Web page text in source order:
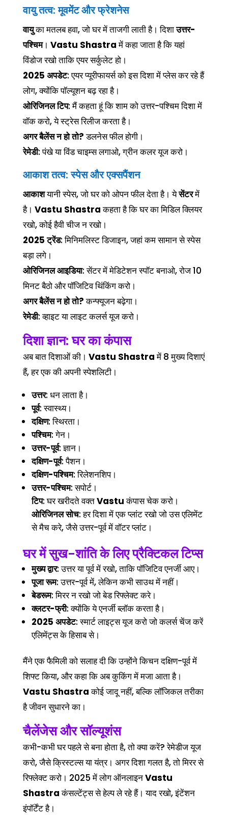
वायु तत्व: मूवमेंट और फ्रेशनेस
वायुका मतलब हवा, जो घर में ताजगी लाती है। दिशाउत्तर-
पश्चिम। Vastu Shastraमें कहा जाता है कि यहां
विंडोज रखो ताकि एयर सर्कुलेट हो।
2025 अपडेट: एयर प्यूरीफायर्स को इस दिशा में प्लेस कर रहे हैं
लोग, क्योंकि पॉल्यूशन बढ़ रहा है।
ओरिजिनल टिप: मैं कहता हूं कि शाम को उत्तर-पश्चिम दिशा में
वॉक करो, ये स्ट्रेस रिलीज करता है।
अगर बैलेंस न हो तो?डलनेस फील होगी।
रेमेडी: पंखे या विंड चाइम्स लगाओ, ग्रीन कलर यूज करो।
आकाश तत्व: स्पेस और एक्सपैंशन
आकाशयानी स्पेस, जो घर को ओपन फील देता है। येसेंटरमें
है। Vastu Shastraकहता है कि घर का मिडिल क्लियर
रखो, कोई हैवी चीज न रखो।
2025 ट्रेंड: मिनिमलिस्ट डिजाइन, जहां कम सामान से स्पेस
बड़ा लगे।
ओरिजिनल आइडिया: सेंटर में मेडिटेशन स्पॉट बनाओ, रोज 10
मिनट बैठो और पॉजिटिव थिंकिंग करो।
अगर बैलेंस न हो तो?कन्फ्यूजन बढ़ेगा।
रेमेडी: व्हाइट या लाइट कलर्स यूज करो।
दिशा ज्ञान: घर का कंपास
अब बात दिशाओं की। Vastu Shastraमें 8 मुख्य दिशाएं
हैं, हर एक की अपनी स्पेशलिटी।
उत्तर: धन लाता है।
पूर्व: स्वास्थ्य।
दक्षिण: स्थिरता।
पश्चिम: गेन।
उत्तर-पूर्व: ज्ञान।
दक्षिण-पूर्व: पैशन।
दक्षिण-पश्चिम: रिलेशनशिप।
उत्तर-पश्चिम: सपोर्ट।
टिप: घर खरीदते वक्तVastuकंपास चेक करो।
ओरिजिनल सोच: हर दिशा में एक प्लांट रखो जो उस एलिमेंट
से मैच करे, जैसे उत्तर-पूर्व में वॉटर प्लांट।
घर में सुख-शांति के लिए प्रैक्टिकल टिप्स
मुख्य द्वार: उत्तर या पूर्व में रखो, ताकि पॉजिटिव एनर्जी आए।
पूजा रूम: उत्तर-पूर्व में, लेकिन कभी साउथ में नहीं।
बेडरूम: मिरर न रखो जो बेड रिफ्लेक्ट करे।
क्लटर-फ्री: क्योंकि ये एनर्जी ब्लॉक करता है।
2025 अपडेट: स्मार्ट लाइट्स यूज करो जो कलर्स चेंज करें
एलिमेंट्स के हिसाब से।
मैंने एक फैमिली को सलाह दी कि उन्होंने किचन दक्षिण-पूर्व में
शिफ्ट किया, और कहा कि अब कुकिंग में मजा आता है।
Vastu Shastraकोई जादू नहीं, बल्कि लॉजिकल तरीका
है जीवन सुधारने का।
चैलेंजेस और सॉल्यूशंस
कभी-कभी घर पहले से बना होता है, तो क्या करें? रेमेडीज यूज
करो, जैसे क्रिस्टल्स या यंत्र। अगर दिशा गलत है, तो मिरर से
रिफ्लेक्ट करो। 2025 में लोग ऑनलाइनVastu
Shastraकंसल्टेंट्स से हेल्प ले रहे हैं। याद रखो, इंटेंशन
इंपॉर्टेंट है।